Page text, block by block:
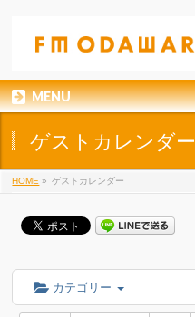
MENU
ゲストカレンダー
HOME » ゲストカレンダー
カテゴリー